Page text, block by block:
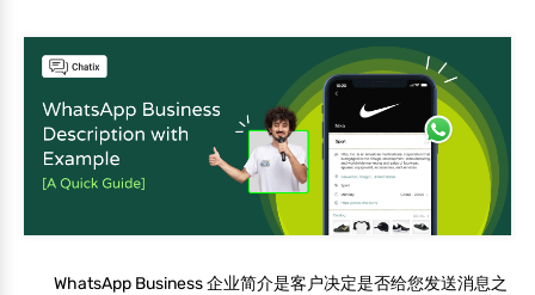
WhatsApp Business 企业简介是客户决定是否给您发送消息之